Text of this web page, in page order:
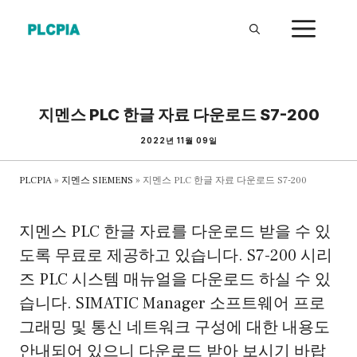
지멘스 PLC 한글 자료 다운로드 S7-200
2022년 11월 09일
PLCPIA » 지멘스 SIEMENS » 지멘스 PLC 한글 자료 다운로드 S7-200
지멘스 PLC 한글 자료를 다운로드 받을 수 있
도록 무료로 제공하고 있습니다. S7-200 시리
즈 PLC 시스템 매뉴얼을 다운로드 하실 수 있
습니다. SIMATIC Manager 소프트웨어 프로
그래밍 및 통신 네트워크 구성에 대한 내용도
안내되어 있으니 다운로드 받아 보시기 바랍